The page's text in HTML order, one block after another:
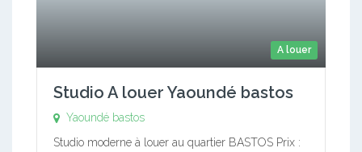
A louer
Studio A louer Yaoundé bastos
Yaoundé bastos
Studio moderne à louer au quartier BASTOS Prix :